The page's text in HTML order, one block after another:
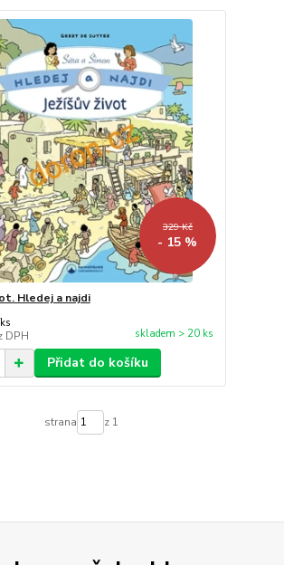
329 Kč
- 15 %
Hledej a najdi
ks
DPH skladem > 20 ks
Přidat do košíku
strana z 1